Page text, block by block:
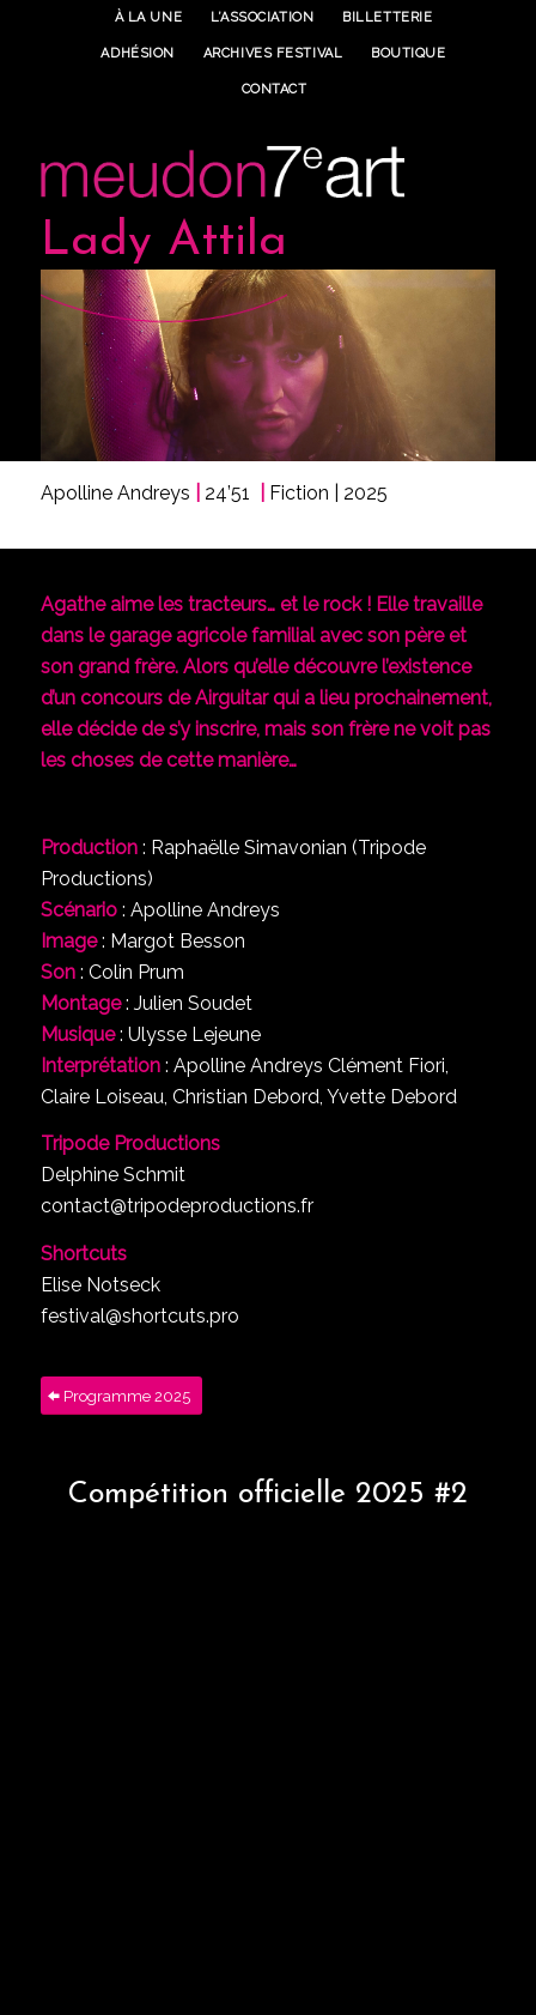
À LA UNE L’ASSOCIATION BILLETTERIE
ADHÉSION ARCHIVES FESTIVAL BOUTIQUE
CONTACT
Lady Attila
Apolline Andreys 24’51 Fiction | 2025
Agathe aime les tracteurs… et le rock ! Elle travaille
dans le garage agricole familial avec son père et
son grand frère. Alors qu’elle découvre l’existence
d’un concours de Airguitar qui a lieu prochainement,
elle décide de s’y inscrire, mais son frère ne voit pas
les choses de cette manière…
Production: Raphaëlle Simavonian (Tripode
Productions)
Scénario: Apolline Andreys
Image: Margot Besson
Son: Colin Prum
Montage: Julien Soudet
Musique: Ulysse Lejeune
Interprétation: Apolline Andreys Clément Fiori,
Claire Loiseau, Christian Debord, Yvette Debord
Tripode Productions
Delphine Schmit
contact@tripodeproductions.fr
Shortcuts
Elise Notseck
festival@shortcuts.pro
Programme 2025
Compétition officielle 2025 #2